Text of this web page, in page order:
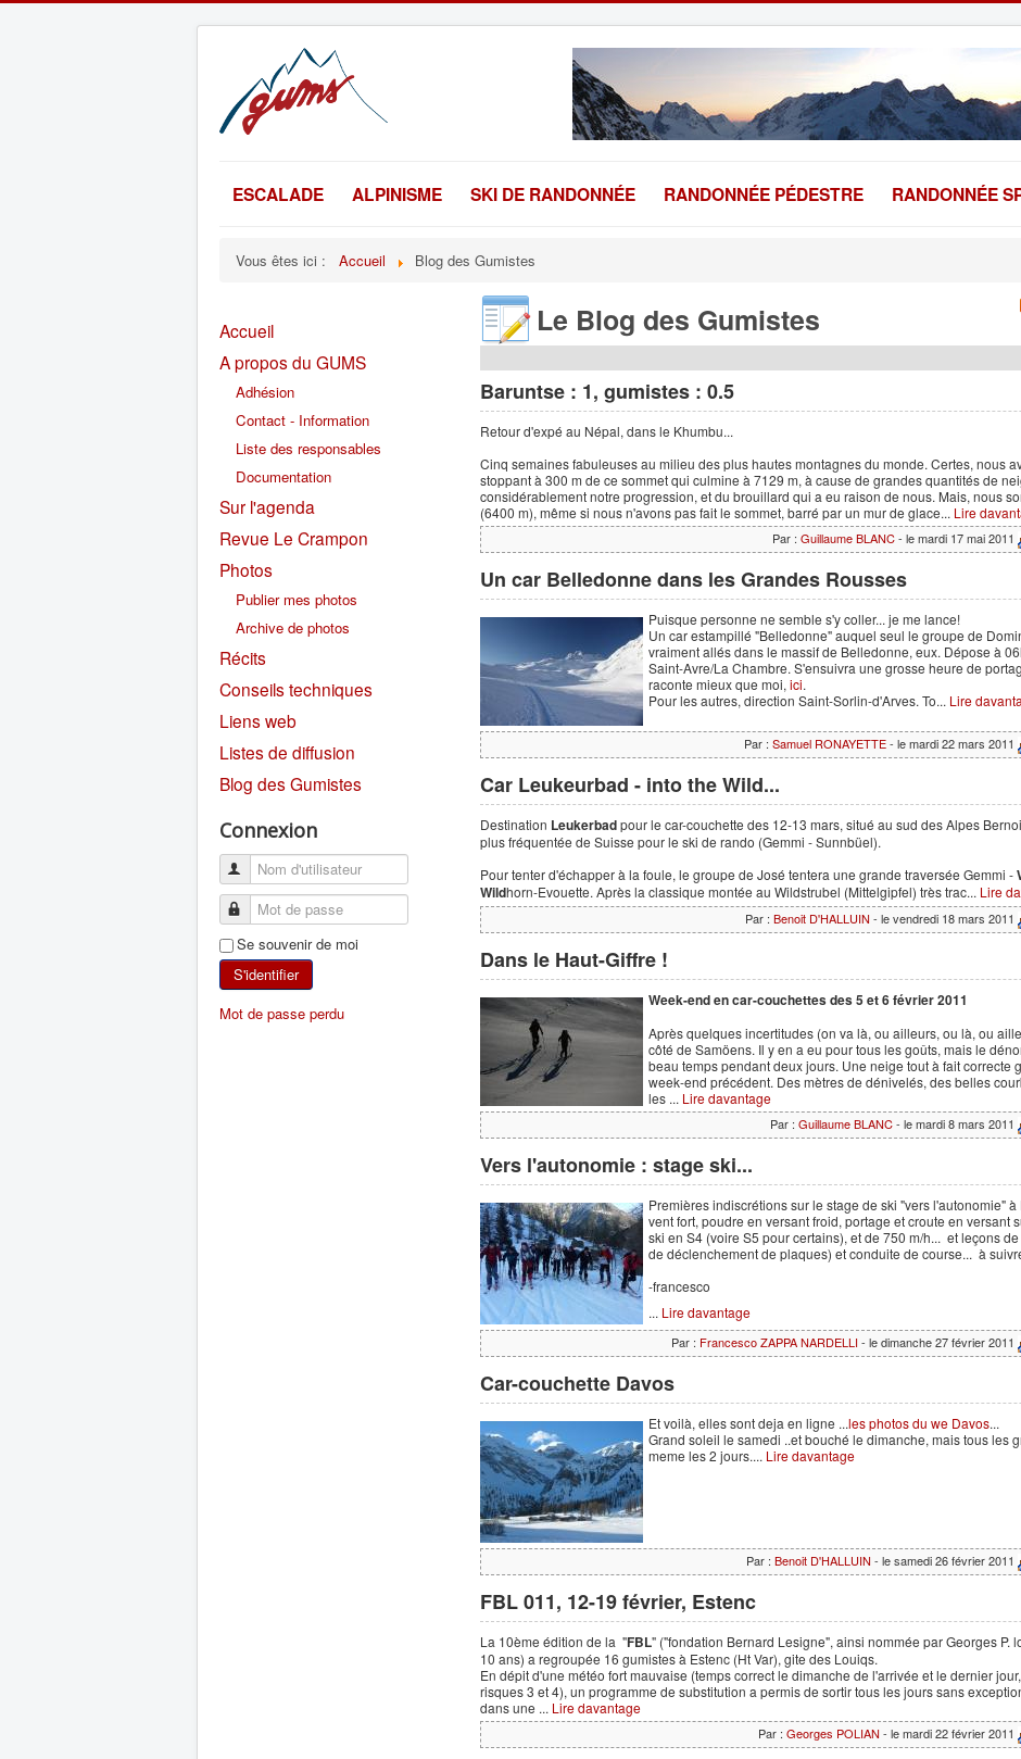
ESCALADE ALPINISME SKI DE RANDONNÉE RANDONNÉE PÉDESTRE RANDONNÉE
Vous êtes ici : Accueil Blog des Gumistes
Accueil
A propos du GUMS
Adhésion
Contact - Information
Liste des responsables
Documentation
Sur l'agenda
Revue Le Crampon
Photos
Publier mes photos
Archive de photos
Récits
Conseils techniques
Liens web
Listes de diffusion
Blog des Gumistes
Connexion
Se souvenir de moi
S'identifier
Mot de passe perdu
Le Blog des Gumistes
Baruntse : 1, gumistes : 0.5
Retour d'expé au Népal, dans le Khumbu...
Cinq semaines fabuleuses au milieu des plus hautes montagnes du monde. Certes, nous
stoppant à 300 m de ce sommet qui culmine à 7129 m, à cause de grandes quantités de
considérablement notre progression, et du brouillard qui a eu raison de nous. Mais, nous
(6400 m), même si nous n'avons pas fait le sommet, barré par un mur de glace... Lire
Par : Guillaume BLANC- le mardi 17 mai 2011
Un car Belledonne dans les Grandes Rousses
Puisque personne ne semble s'y coller... je me lance!
Un car estampillé "Belledonne" auquel seul le groupe de
vraiment allés dans le massif de Belledonne, eux. Dépose à
Saint-Avre/La Chambre. S'ensuivra une grosse heure de
raconte mieux que moi, ici.
Pour les autres, direction Saint-Sorlin-d'Arves. To... Lire
Par : Samuel RONAYETTE- le mardi 22 mars 2011
Car Leukeurbad - into the Wild...
Destination Leukerbadpour le car-couchette des 12-13 mars, situé au sud des Alpes
plus fréquentée de Suisse pour le ski de rando (Gemmi - Sunnbüel).
Pour tenter d'échapper à la foule, le groupe de José tentera une grande traversée Gemmi -
Wildhorn-Evouette. Après la classique montée au Wildstrubel (Mittelgipfel) très trac... Lire
Par : Benoit D'HALLUIN - le vendredi 18 mars 2011
Dans le Haut-Giffre !
Week-end en car-couchettes des 5 et 6 février 2011
Après quelques incertitudes (on va là, ou ailleurs, ou là, ou
côté de Samöens. Il y en a eu pour tous les goûts, mais le
beau temps pendant deux jours. Une neige tout à fait correcte
week-end précédent. Des mètres de dénivelés, des belles
les ... Lire davantage
Par : Guillaume BLANC- le mardi 8 mars 2011
Vers l'autonomie : stage ski...
Premières indiscrétions sur le stage de ski "vers l'autonomie"
vent fort, poudre en versant froid, portage et croute en versant
ski en S4 (voire S5 pour certains), et de 750 m/h... et leçons
de déclenchement de plaques) et conduite de course... à
-francesco
... Lire davantage
Par : Francesco ZAPPA NARDELLI- le dimanche 27 février 2011
Car-couchette Davos
Et voilà, elles sont deja en ligne ...les photos du we Davos...
Grand soleil le samedi ..et bouché le dimanche, mais tous les
meme les 2 jours.... Lire davantage
Par : Benoit D'HALLUIN - le samedi 26 février 2011
FBL 011, 12-19 février, Estenc
La 10ème édition de la "FBL" ("fondation Bernard Lesigne", ainsi nommée par Georges P.
10 ans) a regroupée 16 gumistes à Estenc (Ht Var), gite des Louiqs.
En dépit d'une météo fort mauvaise (temps correct le dimanche de l'arrivée et le dernier
risques 3 et 4), un programme de substitution a permis de sortir tous les jours sans
dans une ... Lire davantage
Par : Georges POLIAN - le mardi 22 février 2011